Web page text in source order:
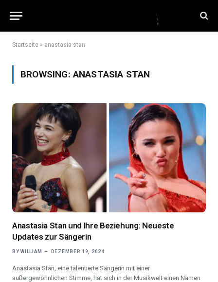
Startseite » anastasia stan
BROWSING:ANASTASIA STAN
Anastasia Stan und Ihre Beziehung: Neueste
Updates zur Sängerin
BY WILLIAM DEZEMBER 19, 2024
Anastasia Stan, eine talentierte Sängerin mit einer
außergewöhnlichen Stimme, hat sich in der Musikwelt einen Namen